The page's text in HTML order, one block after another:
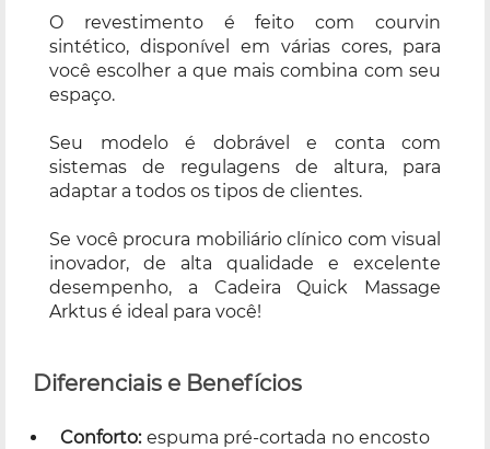
O revestimento é feito com courvin
sintético, disponível em várias cores, para
você escolher a que mais combina com seu
espaço.
Seu modelo é dobrável e conta com
sistemas de regulagens de altura, para
adaptar a todos os tipos de clientes.
Se você procura mobiliário clínico com visual
inovador, de alta qualidade e excelente
desempenho, a Cadeira Quick Massage
Arktus é ideal para você!
Diferenciais e Benefícios
Conforto:espuma pré-cortada no encosto